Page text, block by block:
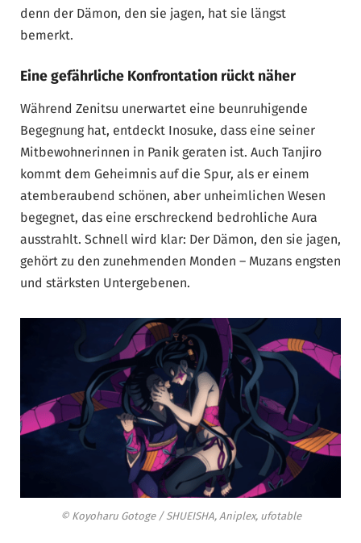
denn der Dämon, den sie jagen, hat sie längst
bemerkt.
Eine gefährliche Konfrontation rückt näher
Während Zenitsu unerwartet eine beunruhigende
Begegnung hat, entdeckt Inosuke, dass eine seiner
Mitbewohnerinnen in Panik geraten ist. Auch Tanjiro
kommt dem Geheimnis auf die Spur, als er einem
atemberaubend schönen, aber unheimlichen Wesen
begegnet, das eine erschreckend bedrohliche Aura
ausstrahlt. Schnell wird klar: Der Dämon, den sie jagen,
gehört zu den zunehmenden Monden – Muzans engsten
und stärksten Untergebenen.
© Koyoharu Gotoge / SHUEISHA, Aniplex, ufotable